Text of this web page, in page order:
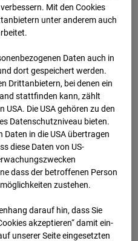
07:00
Mit den Cookies
unter anderem auch
Daten auch in
dort gespeichert werden.
Drittanbietern, bei denen ein
stattfinden kann, zählt
USA. Die USA gehören zu den
Datenschutzniveau bieten.
Daten in die USA übertragen
diese Daten von US-
dass der betroffenen Person
zustehen.
darauf hin, dass Sie
akzeptieren“ damit ein­
unserer Seite eingesetzten